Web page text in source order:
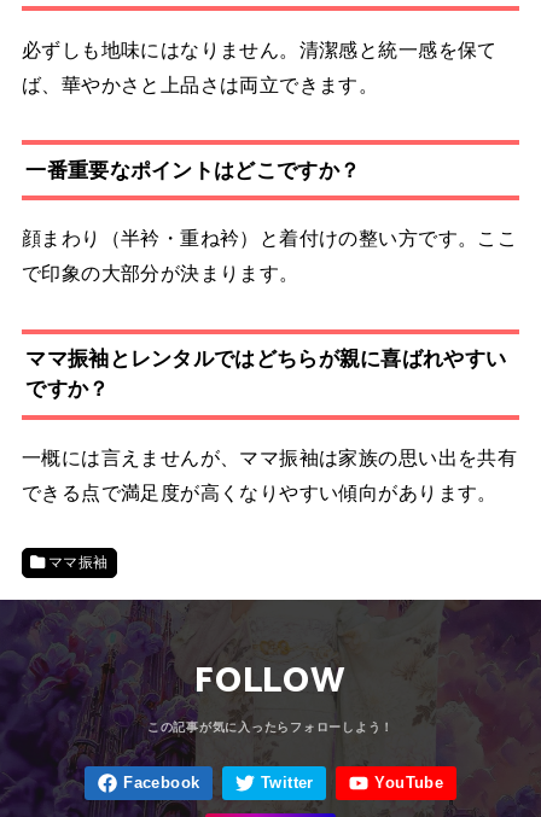
必ずしも地味にはなりません。清潔感と統一感を保て
ば、華やかさと上品さは両立できます。
一番重要なポイントはどこですか？
顔まわり（半衿・重ね衿）と着付けの整い方です。ここ
で印象の大部分が決まります。
ママ振袖とレンタルではどちらが親に喜ばれやすい
ですか？
一概には言えませんが、ママ振袖は家族の思い出を共有
できる点で満足度が高くなりやすい傾向があります。
ママ振袖
FOLLOW